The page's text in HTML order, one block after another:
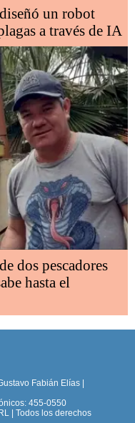
un robot
a través de IA
dos pescadores
hasta el
Fabián Elías |
455-0550
| Todos los derechos